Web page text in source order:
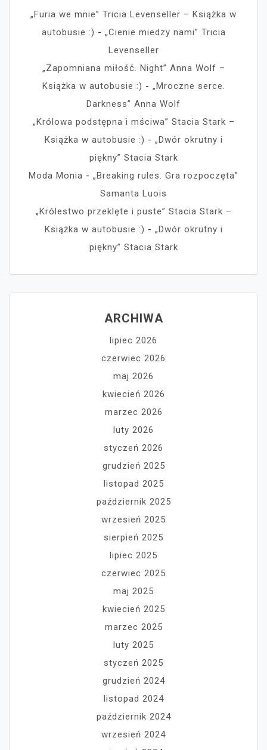
„Furia we mnie” Tricia Levenseller – Książka w
autobusie :) - „Cienie miedzy nami” Tricia
Levenseller
„Zapomniana miłość. Night” Anna Wolf –
Książka w autobusie :) - „Mroczne serce.
Darkness” Anna Wolf
„Królowa podstępna i mściwa” Stacia Stark –
Książka w autobusie :) - „Dwór okrutny i
piękny” Stacia Stark
Moda Monia - „Breaking rules. Gra rozpoczęta”
Samanta Luois
„Królestwo przeklęte i puste” Stacia Stark –
Książka w autobusie :) - „Dwór okrutny i
piękny” Stacia Stark
ARCHIWA
lipiec 2026
czerwiec 2026
maj 2026
kwiecień 2026
marzec 2026
luty 2026
styczeń 2026
grudzień 2025
listopad 2025
październik 2025
wrzesień 2025
sierpień 2025
lipiec 2025
czerwiec 2025
maj 2025
kwiecień 2025
marzec 2025
luty 2025
styczeń 2025
grudzień 2024
listopad 2024
październik 2024
wrzesień 2024